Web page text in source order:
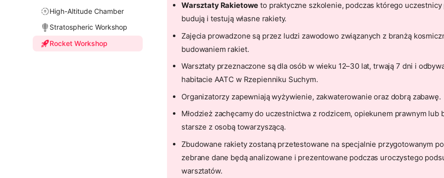
High-Altitude Chamber
Stratospheric Workshop
Rocket Workshop
Warsztaty Rakietowe to praktyczne szkolenie, podczas którego uczestnicy
budują i testują własne rakiety.
Zajęcia prowadzone są przez ludzi zawodowo związanych z branżą
budowaniem rakiet.
Warsztaty przeznaczone są dla osób w wieku 12–30 lat, trwają 7 dni i
habitacie AATC w Rzepienniku Suchym.
Organizatorzy zapewniają wyżywienie, zakwaterowanie oraz dobrą zabawę.
Młodzież zachęcamy do uczestnictwa z rodzicem, opiekunem prawnym lub
starsze z osobą towarzyszącą.
Zbudowane rakiety zostaną przetestowane na specjalnie przygotowanym
zebrane dane będą analizowane i prezentowane podczas uroczystego
warsztatów.